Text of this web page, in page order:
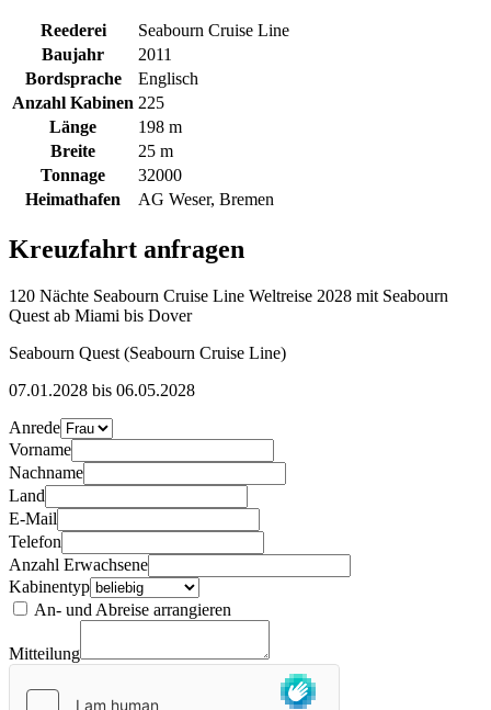
Reederei
Seabourn Cruise Line
Baujahr
2011
Bordsprache
Englisch
Anzahl Kabinen 225
Länge
198 m
Breite
25 m
Tonnage
32000
Heimathafen
AG Weser, Bremen
Kreuzfahrt anfragen
120 Nächte Seabourn Cruise Line Weltreise 2028 mit Seabourn
Quest ab Miami bis Dover
Seabourn Quest (Seabourn Cruise Line)
07.01.2028 bis 06.05.2028
Anrede
Vorname
Nachname
Land
E-Mail
Telefon
Anzahl Erwachsene
Kabinentyp
An- und Abreise arrangieren
Mitteilung